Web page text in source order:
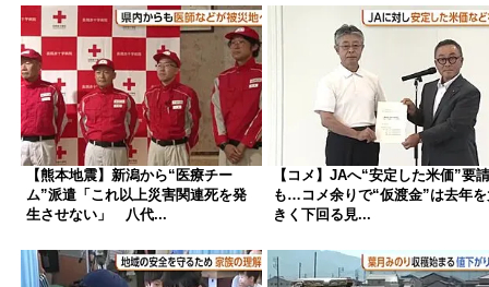
【熊本地震】新潟から“医療チー
ム”派遣「これ以上災害関連死を発
生させない」 八代...
【コメ】JAへ“安定した米価”要請
も…コメ余りで“仮渡金”は去年
きく下回る見...